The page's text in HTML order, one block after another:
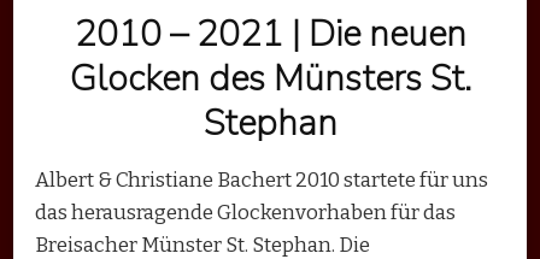
2010 – 2021 | Die neuen
Glocken des Münsters St.
Stephan
Albert & Christiane Bachert 2010 startete für uns
das herausragende Glockenvorhaben für das
Breisacher Münster St. Stephan. Die